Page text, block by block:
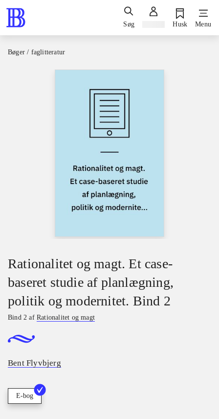
Søg Husk Menu
Bøger / faglitteratur
Rationalitet og magt. Et case-
baseret studie af planlægning,
politik og modernitet. Bind 2
Bind 2 afRationalitet og magt
Bent Flyvbjerg
E-bog